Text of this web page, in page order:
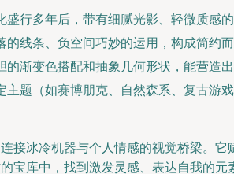
盛行多年后，带有细腻光影、轻微质感
的线条、负空间巧妙的运用，构成简约
的渐变色搭配和抽象几何形状，能营造
主题（如赛博朋克、自然森系、复古游
接冰冷机器与个人情感的视觉桥梁。
宝库中，找到激发灵感、表达自我的